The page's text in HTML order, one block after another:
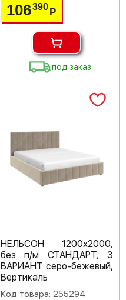
106390 Р
под заказ
НЕЛЬСОН 1200х2000,
без п/м СТАНДАРТ, 3
ВАРИАНТ серо-бежевый,
Вертикаль
Код товара: 255294